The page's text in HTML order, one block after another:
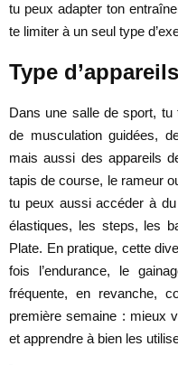
tu peux adapter ton
te limiter à un seul type
Type
Dans une salle de sport, tu
de musculation guidées,
mais aussi des appareils
tapis de course, le rameur
tu peux aussi accéder à
élastiques, les steps, les
Plate. En pratique, cette
fois l’endurance, le
fréquente, en revanche,
première semaine : mieux
et apprendre à bien les